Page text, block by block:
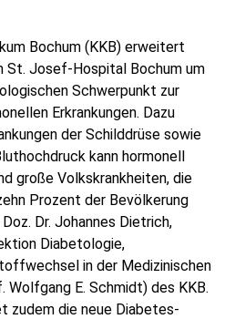
Bochum (KKB) erweitert
St. Josef-Hospital Bochum um
Schwerpunkt zur
Erkrankungen. Dazu
der Schilddrüse sowie
kann hormonell
große Volkskrankheiten, die
Prozent der Bevölkerung
Dr. Johannes Dietrich,
Diabetologie,
in der Medizinischen
Wolfgang E. Schmidt) des KKB.
zudem die neue Diabetes-